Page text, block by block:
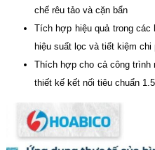
chế rêu tảo và cặn bẩn
Tích hợp hiệu quả trong
hiệu suất lọc và tiết kiệm chi
Thích hợp cho cả công trình
thiết kế kết nối tiêu chuẩn